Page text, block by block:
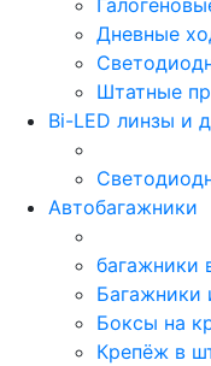
Дневные
Штатные
Bi-LED линзы и
Автобагажники
багажники
Багажники
Боксы на
Крепёж в